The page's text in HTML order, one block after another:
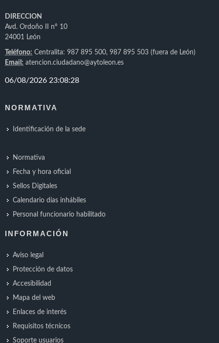
DIRECCION
Avd. Ordoño II nº 10
24001 León
Teléfono: Centralita: 987 895 500, 987 895 503 (fuera de León)
Email: atencion.ciudadano@aytoleon.es
NORMATIVA
Identificación de la sede
Normativa
Fecha y hora oficial
Sellos Digitales
Calendario días inhábiles
Personal funcionario habilitado
INFORMACIÓN
Aviso legal
Protección de datos
Accesibilidad
Mapa del web
Enlaces de interés
Requisitos técnicos
Soporte usuarios